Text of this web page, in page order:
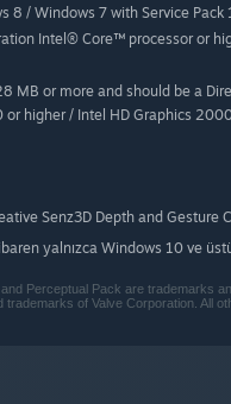
8 / Windows 7 with Service Pack
Intel® Core™ processor or
MB or more and should be a
higher / Intel HD Graphics
Senz3D Depth and Gesture
yalnızca Windows 10 ve
Perceptual Pack are trademarks
of Valve Corporation. All